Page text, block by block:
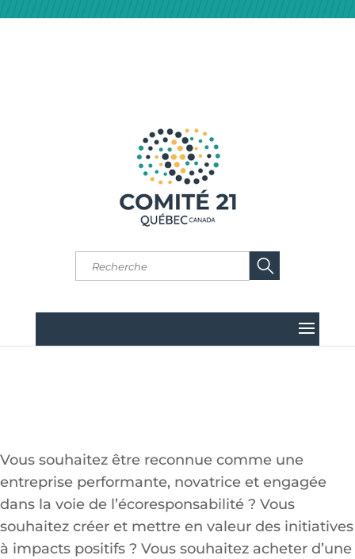
Vous souhaitez être reconnue comme une
entreprise performante, novatrice et engagée
dans la voie de l’écoresponsabilité ? Vous
souhaitez créer et mettre en valeur des initiatives
à impacts positifs ? Vous souhaitez acheter d’une